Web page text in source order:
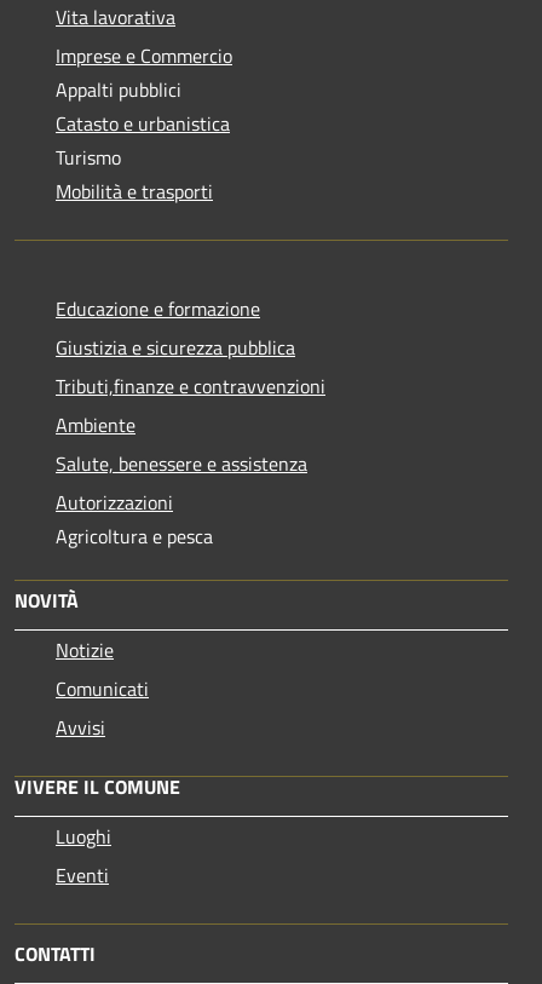
Vita lavorativa
Imprese e Commercio
Appalti pubblici
Catasto e urbanistica
Turismo
Mobilità e trasporti
Educazione e formazione
Giustizia e sicurezza pubblica
Tributi,finanze e contravvenzioni
Ambiente
Salute, benessere e assistenza
Autorizzazioni
Agricoltura e pesca
NOVITÀ
Notizie
Comunicati
Avvisi
VIVERE IL COMUNE
Luoghi
Eventi
CONTATTI